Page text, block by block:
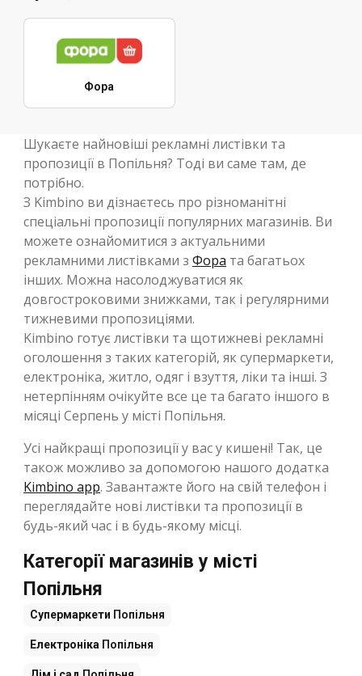
Фора
Шукаєте найновіші рекламні листівки та
пропозиції в Попільня? Тоді ви саме там, де
потрібно.
З Kimbino ви дізнаєтесь про різноманітні
спеціальні пропозиції популярних магазинів. Ви
можете ознайомитися з актуальними
рекламними листівками з Фора та багатьох
інших. Можна насолоджуватися як
довгостроковими знижками, так і регулярними
тижневими пропозиціями.
Kimbino готує листівки та щотижневі рекламні
оголошення з таких категорій, як супермаркети,
електроніка, житло, одяг і взуття, ліки та інші. З
нетерпінням очікуйте все це та багато іншого в
місяці Серпень у місті Попільня.
Усі найкращі пропозиції у вас у кишені! Так, це
також можливо за допомогою нашого додатка
Kimbino app. Завантажте його на свій телефон і
переглядайте нові листівки та пропозиції в
будь-який час і в будь-якому місці.
Категорії магазинів у місті
Попільня
Супермаркети Попільня
Електроніка Попільня